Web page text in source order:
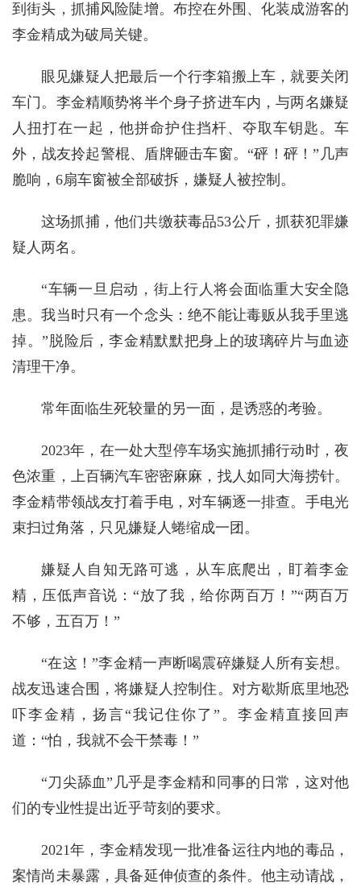
到街头，抓捕风险陡增。布控在外围、化装成游客的
李金精成为破局关键。
眼见嫌疑人把最后一个行李箱搬上车，就要关闭
车门。李金精顺势将半个身子挤进车内，与两名嫌疑
人扭打在一起，他拼命护住挡杆、夺取车钥匙。车
外，战友拎起警棍、盾牌砸击车窗。“砰！砰！”几声
脆响，6扇车窗被全部破拆，嫌疑人被控制。
这场抓捕，他们共缴获毒品53公斤，抓获犯罪嫌
疑人两名。
“车辆一旦启动，街上行人将会面临重大安全隐
患。我当时只有一个念头：绝不能让毒贩从我手里逃
掉。”脱险后，李金精默默把身上的玻璃碎片与血迹
清理干净。
常年面临生死较量的另一面，是诱惑的考验。
2023年，在一处大型停车场实施抓捕行动时，夜
色浓重，上百辆汽车密密麻麻，找人如同大海捞针。
李金精带领战友打着手电，对车辆逐一排查。手电光
束扫过角落，只见嫌疑人蜷缩成一团。
嫌疑人自知无路可逃，从车底爬出，盯着李金
精，压低声音说：“放了我，给你两百万！”“两百万
不够，五百万！”
“在这！”李金精一声断喝震碎嫌疑人所有妄想。
战友迅速合围，将嫌疑人控制住。对方歇斯底里地恐
吓李金精，扬言“我记住你了”。李金精直接回声
道：“怕，我就不会干禁毒！”
“刀尖舔血”几乎是李金精和同事的日常，这对他
们的专业性提出近乎苛刻的要求。
2021年，李金精发现一批准备运往内地的毒品，
案情尚未暴露，具备延伸侦查的条件。他主动请战，